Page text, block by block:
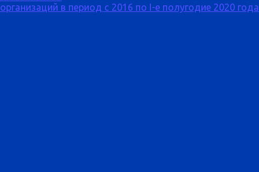
в период с 2016 по I-е полугодие 2020 года